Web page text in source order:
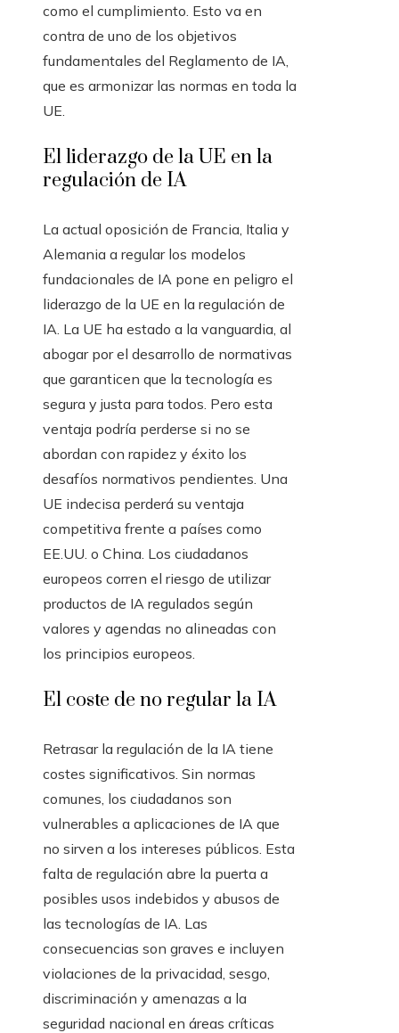
como el cumplimiento. Esto va en
contra de uno de los objetivos
fundamentales del Reglamento de IA,
que es armonizar las normas en toda la
UE.
El liderazgo de la UE en la
regulación de IA
La actual oposición de Francia, Italia y
Alemania a regular los modelos
fundacionales de IA pone en peligro el
liderazgo de la UE en la regulación de
IA. La UE ha estado a la vanguardia, al
abogar por el desarrollo de normativas
que garanticen que la tecnología es
segura y justa para todos. Pero esta
ventaja podría perderse si no se
abordan con rapidez y éxito los
desafíos normativos pendientes. Una
UE indecisa perderá su ventaja
competitiva frente a países como
EE.UU. o China. Los ciudadanos
europeos corren el riesgo de utilizar
productos de IA regulados según
valores y agendas no alineadas con
los principios europeos.
El coste de no regular la IA
Retrasar la regulación de la IA tiene
costes significativos. Sin normas
comunes, los ciudadanos son
vulnerables a aplicaciones de IA que
no sirven a los intereses públicos. Esta
falta de regulación abre la puerta a
posibles usos indebidos y abusos de
las tecnologías de IA. Las
consecuencias son graves e incluyen
violaciones de la privacidad, sesgo,
discriminación y amenazas a la
seguridad nacional en áreas críticas